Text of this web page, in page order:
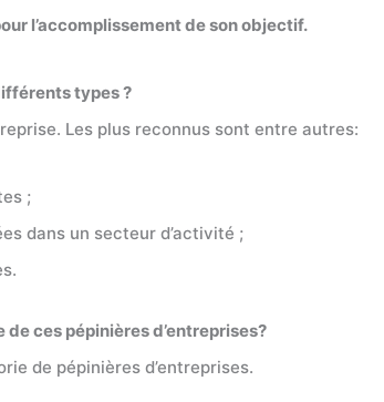
l’accomplissement de son objectif.
types ?
Les plus reconnus sont entre autres:
;
dans un secteur d’activité ;
ces pépinières d’entreprises?
de pépinières d’entreprises.